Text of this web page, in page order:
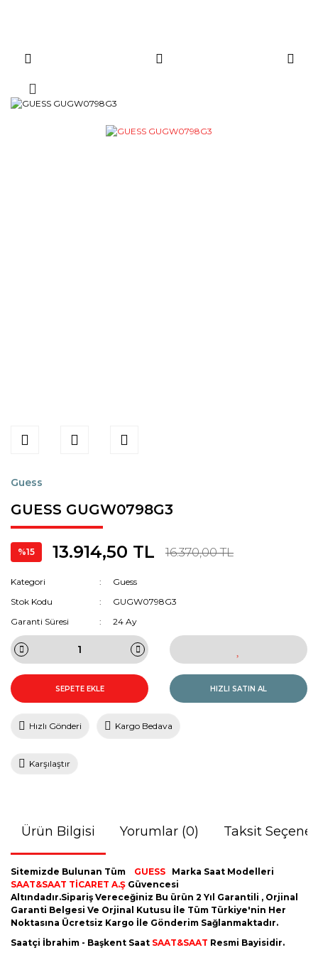
Guess
GUESS GUGW0798G3
%15 13.914,50 TL 16.370,00 TL
Kategori
Guess
Stok Kodu
GUGW0798G3
Garanti Süresi
24 Ay
SEPETE EKLE HIZLI SATIN AL
Hızlı Gönderi Kargo Bedava
Karşılaştır
Ürün Bilgisi Yorumlar (0) Taksit
Sitemizde Bulunan Tüm GUESS Marka Saat Modelleri
SAAT&SAAT TİCARET A.Ş Güvencesi
Altındadır.Sipariş Vereceğiniz Bu ürün 2 Yıl Garantili , Orjinal
Garanti Belgesi Ve Orjinal Kutusu İle Tüm Türkiye'nin Her
Noktasına Ücretsiz Kargo İle Gönderim Sağlanmaktadır.
Saatçi İbrahim - Başkent Saat SAAT&SAAT Resmi Bayisidir.